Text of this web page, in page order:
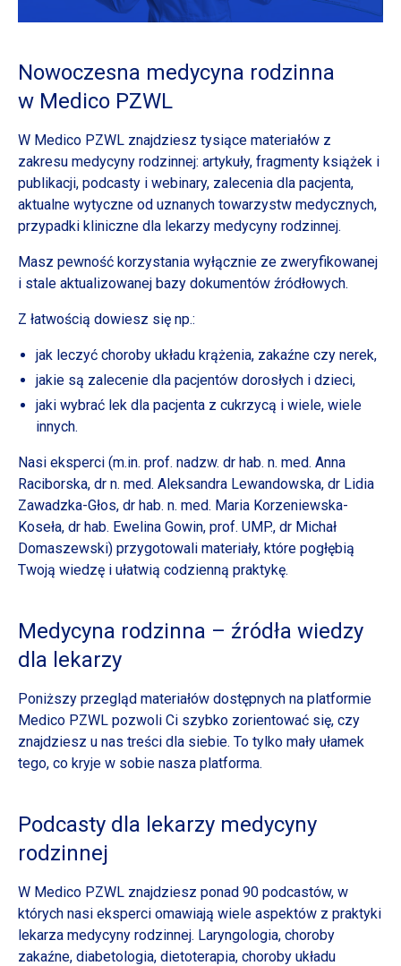
Nowoczesna medycyna rodzinna
w Medico PZWL
W Medico PZWL znajdziesz tysiące materiałów z
zakresu medycyny rodzinnej: artykuły, fragmenty książek i
publikacji, podcasty i webinary, zalecenia dla pacjenta,
aktualne wytyczne od uznanych towarzystw medycznych,
przypadki kliniczne dla lekarzy medycyny rodzinnej.
Masz pewność korzystania wyłącznie ze zweryfikowanej
i stale aktualizowanej bazy dokumentów źródłowych.
Z łatwością dowiesz się np.:
jak leczyć choroby układu krążenia, zakaźne czy nerek,
jakie są zalecenie dla pacjentów dorosłych i dzieci,
jaki wybrać lek dla pacjenta z cukrzycą i wiele, wiele
innych.
Nasi eksperci (m.in. prof. nadzw. dr hab. n. med. Anna
Raciborska, dr n. med. Aleksandra Lewandowska, dr Lidia
Zawadzka-Głos, dr hab. n. med. Maria Korzeniewska-
Koseła, dr hab. Ewelina Gowin, prof. UMP., dr Michał
Domaszewski) przygotowali materiały, które pogłębią
Twoją wiedzę i ułatwią codzienną praktykę.
Medycyna rodzinna – źródła wiedzy
dla lekarzy
Poniższy przegląd materiałów dostępnych na platformie
Medico PZWL pozwoli Ci szybko zorientować się, czy
znajdziesz u nas treści dla siebie. To tylko mały ułamek
tego, co kryje w sobie nasza platforma.
Podcasty dla lekarzy medycyny
rodzinnej
W Medico PZWL znajdziesz ponad 90 podcastów, w
których nasi eksperci omawiają wiele aspektów z praktyki
lekarza medycyny rodzinnej. Laryngologia, choroby
zakaźne, diabetologia, dietoterapia, choroby układu